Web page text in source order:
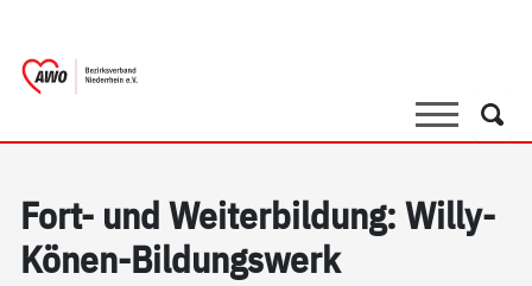
SucheSuche
Fort- und Wei­ter­bil­dung: Wil­ly-
Kö­nen-Bil­dungs­werk